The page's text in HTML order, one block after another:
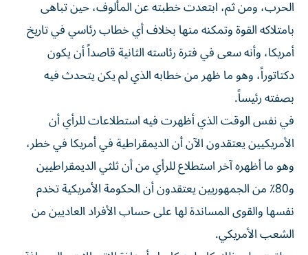
الحرب، ومن ثم، ابتعدت خطبته عن المألوف، حين تباهى
بامتلاكه القوة وتمكنه منها بخلاف أي خطاب رئاسي في تاريخ
أمريكا، وأنه سعى في فترة رئاسته الثانية قاصداً أن يكون
دكتاتوراً، وهو ما ظهر من خطابه الذي لم يكن يتحدث فيه
بصفته رئيساً.
في نفس الوقت الذي أظهرت فيه استطلاعات للرأي أن
الأمريكيين يعتقدون الآن أن الديمقراطية في أمريكا في خطر،
وهو ما أظهره آخر استطلاع للرأي من أن ثلثي الديمقراطيين
و80٪ من الجمهوريين يعتقدون أن الحكومة الأمريكية تخدم
نفسها والقوى المساندة لها على حساب الأفراد العاديين من
الشعب الأمريكي.